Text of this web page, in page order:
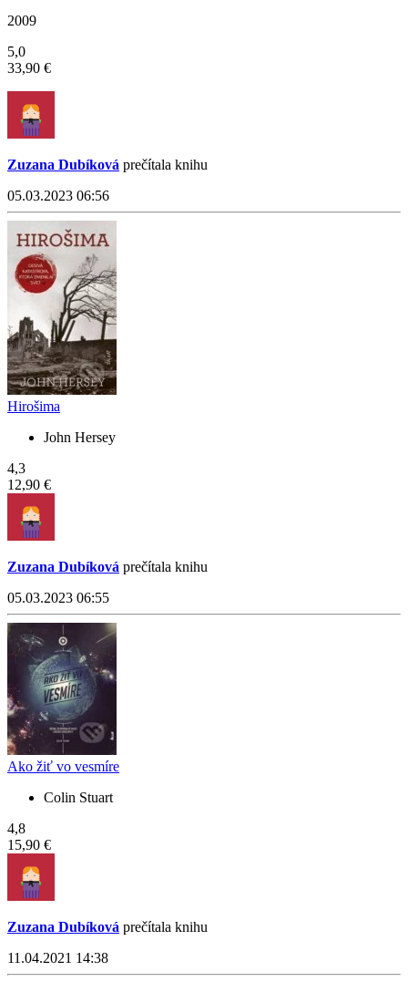
2009
5,0
33,90 €
Zuzana Dubíková prečítala knihu
05.03.2023 06:56
Hirošima
John Hersey
4,3
12,90 €
Zuzana Dubíková prečítala knihu
05.03.2023 06:55
Ako žiť vo vesmíre
Colin Stuart
4,8
15,90 €
Zuzana Dubíková prečítala knihu
11.04.2021 14:38